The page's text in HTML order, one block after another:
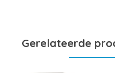
Gerelateerde